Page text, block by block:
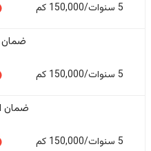
5 سنوات/150,000 كم
ضمان
5 سنوات/150,000 كم
ضمان
5 سنوات/150,000 كم